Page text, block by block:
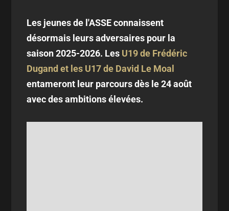
Les jeunes de l'ASSE connaissent
désormais leurs adversaires pour la
saison 2025-2026. Les U19 de Frédéric
Dugand et les U17 de David Le Moal
entameront leur parcours dès le 24 août
avec des ambitions élevées.